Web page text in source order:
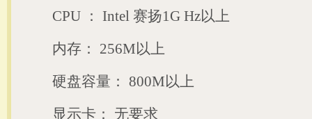
CPU ： Intel 赛扬1G Hz以上
内存： 256M以上
硬盘容量： 800M以上
显示卡： 无要求